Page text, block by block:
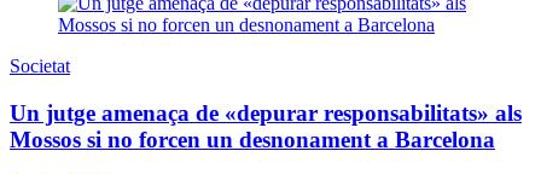
Societat
Un jutge amenaça de «depurar responsabilitats» als
Mossos si no forcen un desnonament a Barcelona